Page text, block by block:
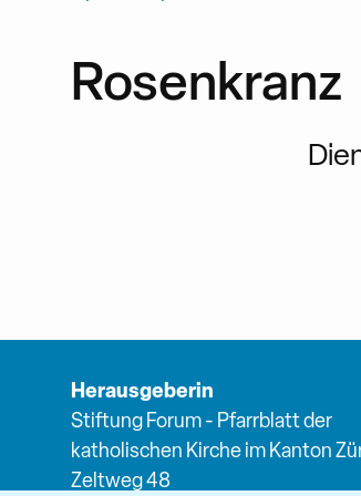
Rosenkranz
Herausgeberin
Stiftung Forum - Pfarrblatt der
katholischen Kirche im Kanton
Zeltweg 48